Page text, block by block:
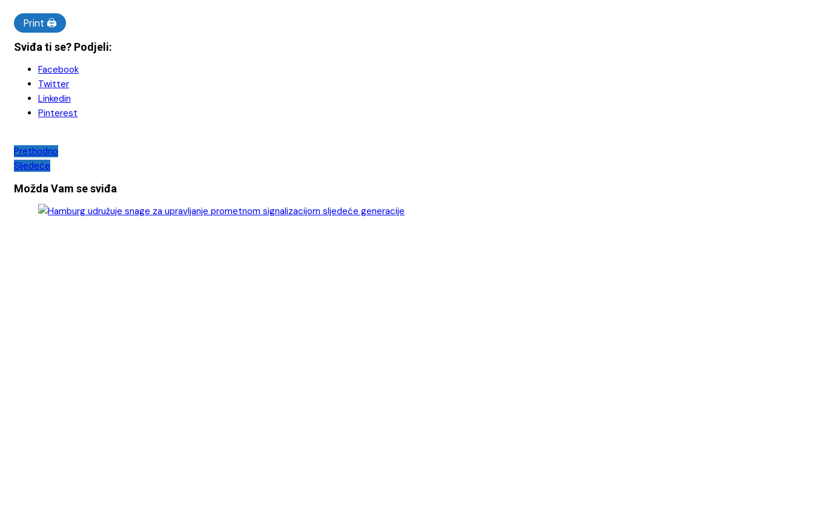
Print 🖨
Sviđa ti se? Podjeli:
Facebook
Twitter
Linkedin
Pinterest
Navigacija
objava
Prethodno
Sljedeće
Možda Vam se sviđa